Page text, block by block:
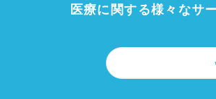
医療に関する様々なサ